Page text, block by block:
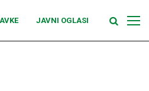
JAVNI OGLASI